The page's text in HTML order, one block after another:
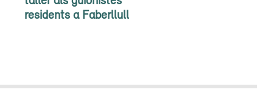
residents a Faberllull